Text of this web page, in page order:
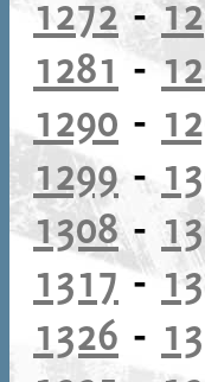
1272 -
1281 -
1290 -
1299-
1308-
1317-
1326 -